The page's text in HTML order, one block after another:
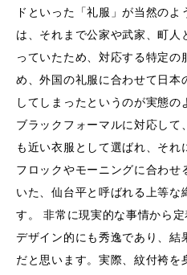
ドといった「礼服」が当然の
は、それまで公家や武家、町人
っていたため、対応する特定の
め、外国の礼服に合わせて日本
してしまったというのが実態
ブラックフォーマルに対応して
も近い衣服として選ばれ、そ
フロックやモーニングに合わせ
いた、仙台平と呼ばれる上等な
す。 非常に現実的な事情から定
デザイン的にも秀逸であり、結
だと思います。実際、紋付袴を